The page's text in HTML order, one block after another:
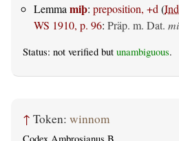
Lemmamiþ: preposition, +d(
WS 1910, p. 96: Präp. m. Dat.
Status: not verified but unambiguous.
↑ Token: winnom